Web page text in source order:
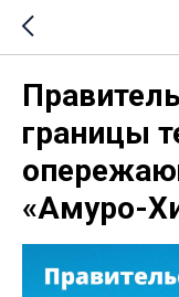
границы
«Амуро-